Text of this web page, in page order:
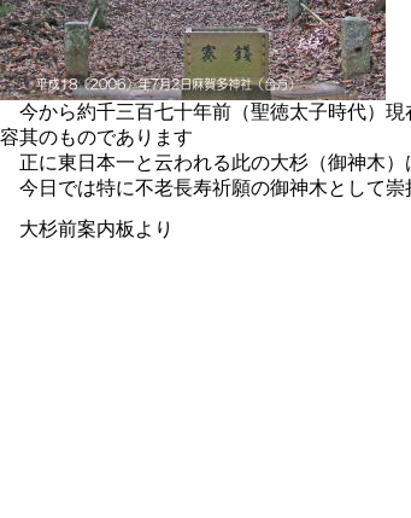
今から約千三百七十年前（聖徳太子時代） 現
容其のものであります
正に東日本一と云われる此の大杉（御神木）
今日では特に不老長寿祈願の御神木として崇
大杉前案内板より